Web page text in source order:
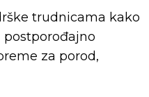
trudnicama kako
postporođajno
za porod,